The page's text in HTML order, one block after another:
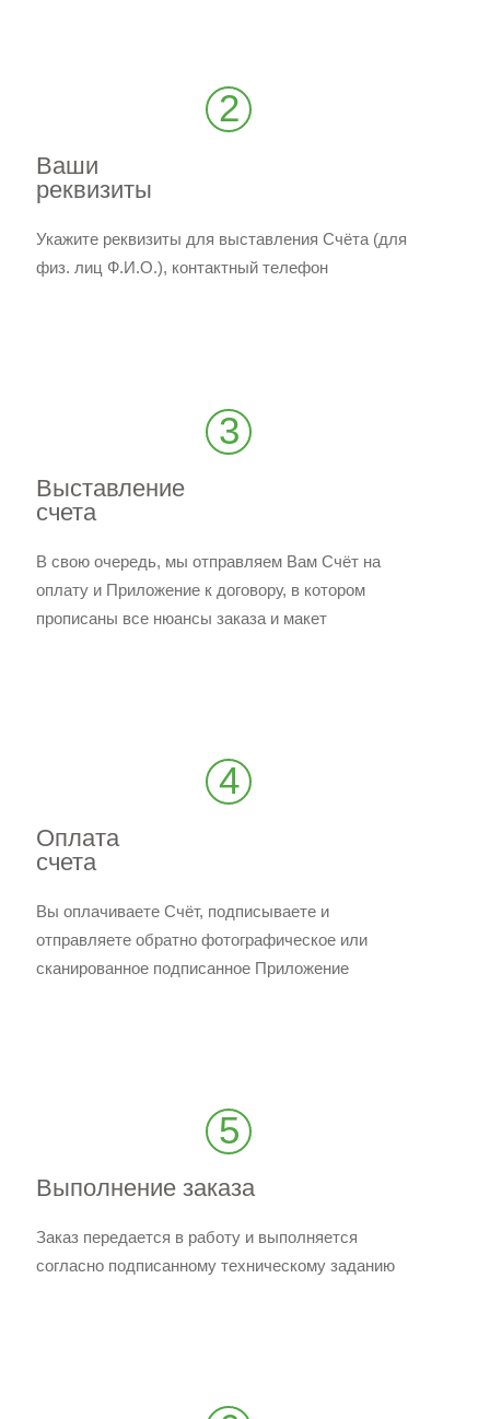
2
Ваши
реквизиты
Укажите реквизиты для выставления Счёта (для
физ. лиц Ф.И.О.), контактный телефон
3
Выставление
счета
В свою очередь, мы отправляем Вам Счёт на
оплату и Приложение к договору, в котором
прописаны все нюансы заказа и макет
4
Оплата
счета
Вы оплачиваете Счёт, подписываете и
отправляете обратно фотографическое или
сканированное подписанное Приложение
5
Выполнение заказа
Заказ передается в работу и выполняется
согласно подписанному техническому заданию